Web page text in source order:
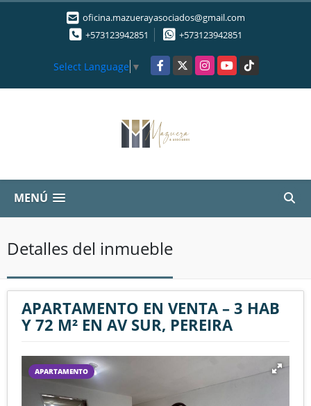
oficina.mazuerayasociados@gmail.com
+573123942851
+573123942851
Select Language ▼ Facebook
X InstagramYouTubeTikTok
MENÚ
Detalles del inmueble
APARTAMENTO EN VENTA – 3 HAB
Y 72 M² EN AV SUR, PEREIRA
APARTAMENTO